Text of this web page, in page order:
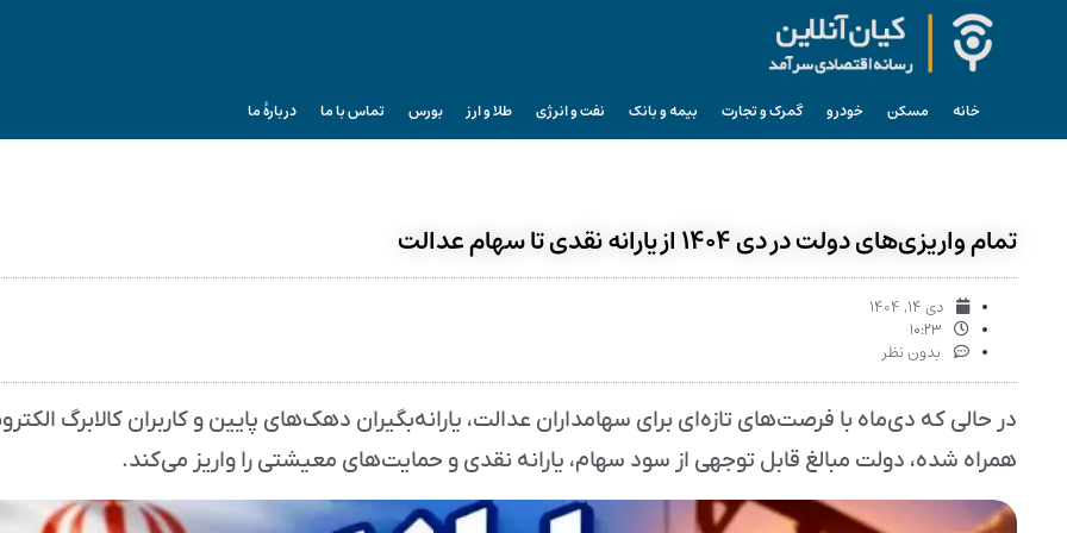
خانه مسکن خودرو گمرک و تجارت بیمه و بانک نفت و انرژی طلا و ارز بورس تماس با ما دربارۀ ما
تمام واریزی‌های دولت در دی ۱۴۰۴ از یارانه نقدی تا سهام عدالت
دی ۱۴, ۱۴۰۴
۱۰:۲۳
بدون نظر
در حالی که دی‌ماه با فرصت‌های تازه‌ای برای سهامداران عدالت، یارانه‌بگیران دهک‌های پایین و کاربران کالابرگ
همراه شده، دولت مبالغ قابل توجهی از سود سهام، یارانه نقدی و حمایت‌های معیشتی را واریز می‌کند.